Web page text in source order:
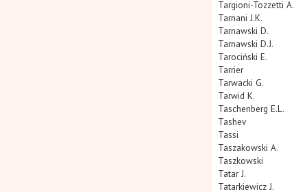
Targioni-Tozzetti A.
Tarnani J.K.
Tarnawski D.
Tarnawski D.J.
Tarociński E.
Tarrier
Tarwacki G.
Tarwid K.
Taschenberg E.L.
Tashev
Tassi
Taszakowski A.
Taszkowski
Tatar J.
Tatarkiewicz J.